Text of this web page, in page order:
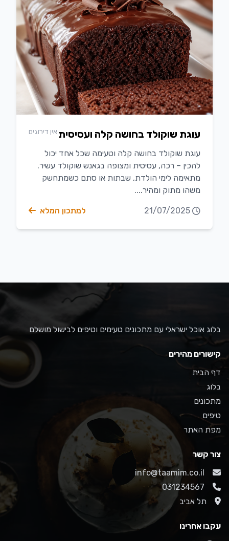
עוגת שוקולד בחושה קלה ועסיסיתאין דירוגים
עוגת שוקולד בחושה קלה וטעימה שכל אחד יכול
להכין – רכה, עסיסית ומצופה בגאנש שוקולד עשיר.
מתאימה לימי הולדת, שבתות או סתם כשמתחשק
משהו מתוק ומהיר....
21/07/2025 למתכון המלא
בלוג אוכל ישראלי עם מתכונים טעימים וטיפים לבישול מושלם
קישורים מהירים
דף הבית
בלוג
מתכונים
טיפים
מפת האתר
צור קשר
info@taamim.co.il
031234567
תל אביב
עקבו אחרינו